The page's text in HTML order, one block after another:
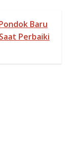
Baru
Perbaiki